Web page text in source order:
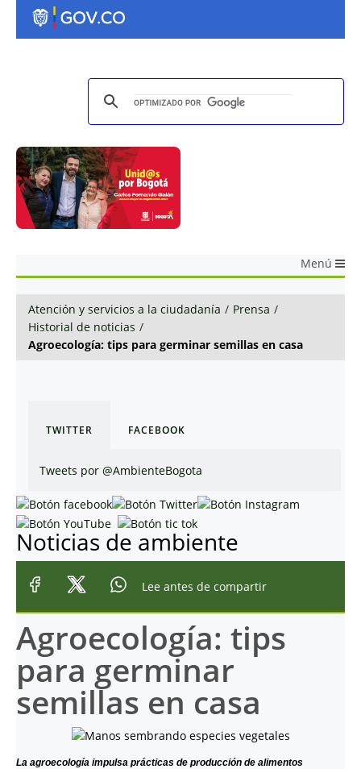
Menú
Atención y servicios a la ciudadanía / Prensa /
Historial de noticias /
Agroecología: tips para germinar semillas en casa
TWITTER FACEBOOK
Tweets por @AmbienteBogota
Noticias de ambiente
Lee antes de compartir
Agroecología: tips
para germinar
semillas en casa
La agroecología impulsa prácticas de producción de alimentos